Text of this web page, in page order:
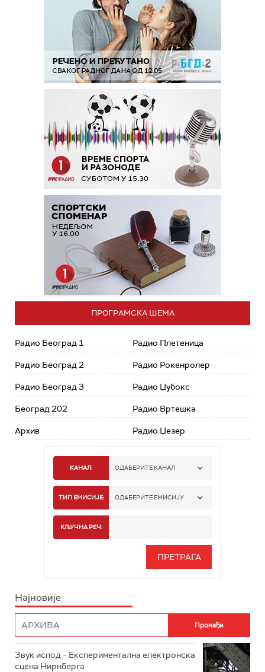
ПРОГРАМСКА ШЕМА
Радио Београд 1
Радио Београд 2
Радио Београд 3
Београд 202
Архив
Радио Плетеница
Радио Рокенролер
Радио Џубокс
Радио Вртешка
Радио Џезер
КАНАЛ: ОДАБЕРИТЕ КАНАЛ
РАДИО БЕОГРАД 1
РАДИО БЕОГРАД 3
РАДИО РОКЕНРОЛЕР
ТИП ЕМИСИЈЕ: ОДАБЕРИТЕ ЕМИСИЈУ
ИНФО
КЉУЧНА РЕЧ:
Најновије
Звук испод – Експериментална електронска
сцена Нирнберга